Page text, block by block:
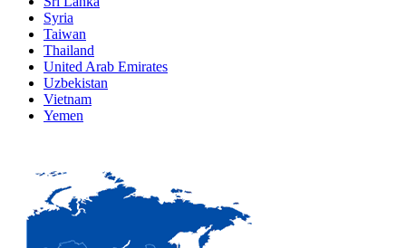
Syria
Taiwan
Thailand
United Arab Emirates
Uzbekistan
Vietnam
Yemen